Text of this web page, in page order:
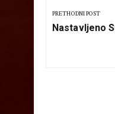
članka
PRETHODNI POST
Previous
Nastavljeno